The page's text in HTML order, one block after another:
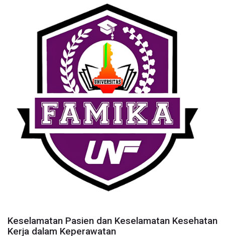
Keselamatan Pasien dan Keselamatan Kesehatan
Kerja dalam Keperawatan